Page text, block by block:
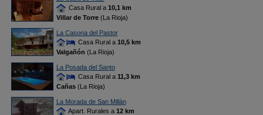
Casa Rural a 10,1 km
Villar de Torre(La Rioja)
La Casona del Pastor
Casa Rural a 10,5 km
Valgañón (La Rioja)
La Posada del Santo
Casa Rural a 11,3 km
Cañas(La Rioja)
La Morada de San Millán
Apart. Rurales a 12 km